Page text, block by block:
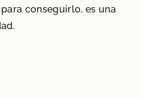
conseguirlo, es una